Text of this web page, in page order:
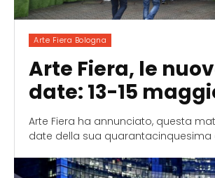
Arte Fiera Bologna
Arte Fiera, le
date: 13-15
Arte Fiera ha annunciato, questa
date della sua quarantacinquesima